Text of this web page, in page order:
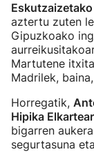
aztertu zuten
Gipuzkoako
Martutene
Madrilek,
Horregatik,
Hipika
bigarren
segurtasuna